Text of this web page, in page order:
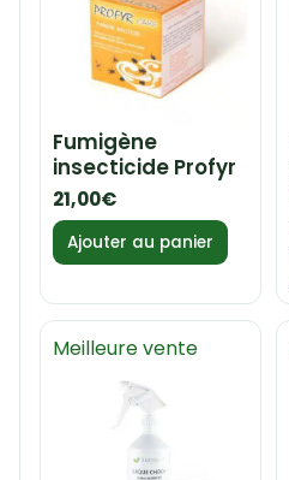
Fumigène
insecticide Profyr
21,00€
Ajouter au panier
Meilleure vente